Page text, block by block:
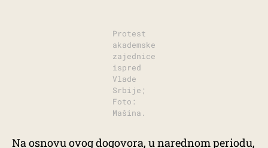
Protest
akademske
zajednice
ispred
Vlade
Srbije;
Foto:
Mašina.
Na osnovu ovog dogovora, u narednom periodu,